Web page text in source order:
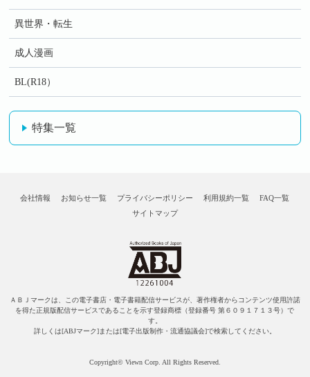
異世界・転生
成人漫画
BL(R18）
特集一覧
会社情報 お知らせ一覧 プライバシーポリシー 利用規約一覧
FAQ一覧
サイトマップ
ＡＢＪマークは、この電子書店・電子書籍配信サービスが、著作権者からコンテンツ使用許諾
を得た正規版配信サービスであることを示す登録商標（登録番号 第６０９１７１３号）で
す。
詳しくは[ABJマーク]または[電子出版制作・流通協議会]で検索してください。
Copyright© Viewn Corp. All Rights Reserved.